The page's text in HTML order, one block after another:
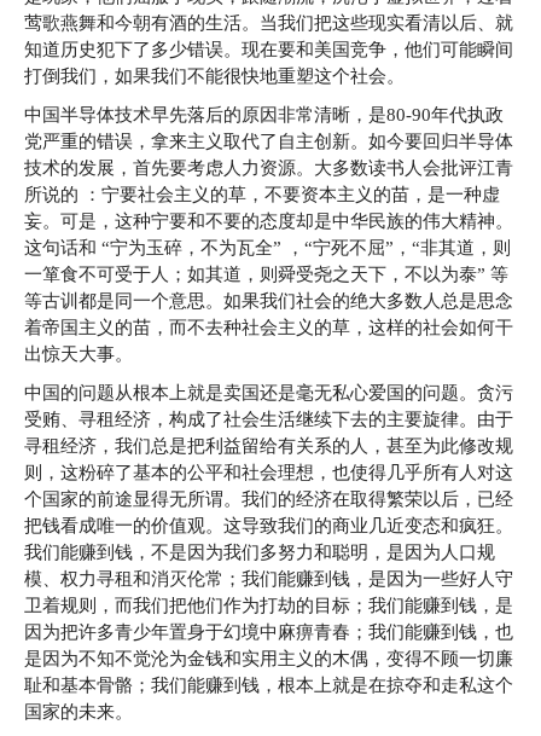
莺歌燕舞和今朝有酒的生活。当我们把这些现实看清以后、就
知道历史犯下了多少错误。现在要和美国竞争，他们可能瞬间
打倒我们，如果我们不能很快地重塑这个社会。
中国半导体技术早先落后的原因非常清晰，是80-90年代执政
党严重的错误，拿来主义取代了自主创新。如今要回归半导体
技术的发展，首先要考虑人力资源。大多数读书人会批评江青
所说的 ：宁要社会主义的草，不要资本主义的苗，是一种虚
妄。可是，这种宁要和不要的态度却是中华民族的伟大精神。
这句话和 “宁为玉碎，不为瓦全” ，“宁死不屈”，“非其道，则
一箪食不可受于人；如其道，则舜受尧之天下，不以为泰” 等
等古训都是同一个意思。如果我们社会的绝大多数人总是思念
着帝国主义的苗，而不去种社会主义的草，这样的社会如何干
出惊天大事。
中国的问题从根本上就是卖国还是毫无私心爱国的问题。贪污
受贿、寻租经济，构成了社会生活继续下去的主要旋律。由于
寻租经济，我们总是把利益留给有关系的人，甚至为此修改规
则，这粉碎了基本的公平和社会理想，也使得几乎所有人对这
个国家的前途显得无所谓。我们的经济在取得繁荣以后，已经
把钱看成唯一的价值观。这导致我们的商业几近变态和疯狂。
我们能赚到钱，不是因为我们多努力和聪明，是因为人口规
模、权力寻租和消灭伦常；我们能赚到钱，是因为一些好人守
卫着规则，而我们把他们作为打劫的目标；我们能赚到钱，是
因为把许多青少年置身于幻境中麻痹青春；我们能赚到钱，也
是因为不知不觉沦为金钱和实用主义的木偶，变得不顾一切廉
耻和基本骨骼；我们能赚到钱，根本上就是在掠夺和走私这个
国家的未来。